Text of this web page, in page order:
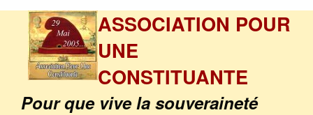
ASSOCIATION POUR
UNE
CONSTITUANTE
Pour que vive la souveraineté